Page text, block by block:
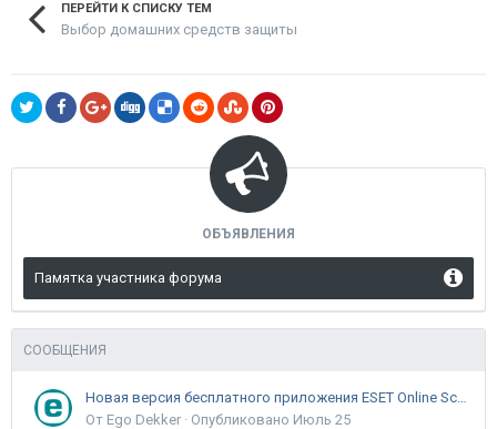
ПЕРЕЙТИ К СПИСКУ ТЕМ
Выбор домашних средств защиты
ОБЪЯВЛЕНИЯ
Памятка участника форума
СООБЩЕНИЯ
Новая версия бесплатного приложения ESET Online Scanner доступна пользователям
От Ego Dekker · Опубликовано Июль 25